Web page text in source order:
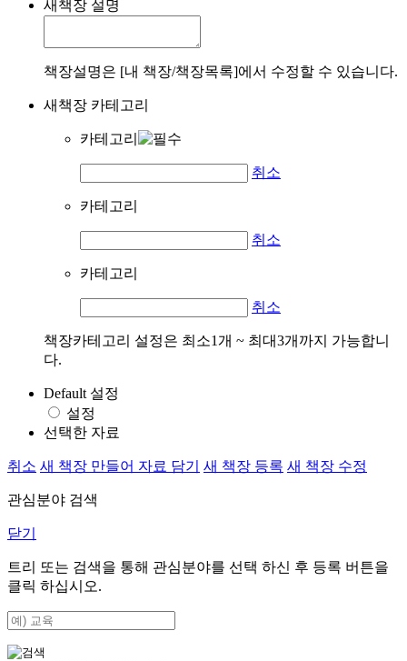
새책장 설명
책장설명은 [내 책장/책장목록]에서 수정할 수 있습니다.
새책장 카테고리
카테고리
취소
카테고리
취소
카테고리
취소
책장카테고리 설정은 최소1개 ~ 최대3개까지 가능합니
다.
Default 설정
설정
선택한 자료
취소 새 책장 만들어 자료 담기 새 책장 등록 새 책장 수정
관심분야 검색
닫기
트리 또는 검색을 통해 관심분야를 선택 하신 후 등록 버튼을
클릭 하십시오.